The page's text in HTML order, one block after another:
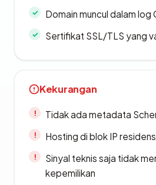
Domain muncul dalam log
Sertifikat SSL/TLS yang
Kekurangan
Tidak ada metadata
Hosting di blok IP
Sinyal teknis saja tidak
kepemilikan